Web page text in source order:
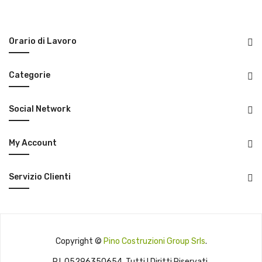
Orario di Lavoro
Categorie
Social Network
My Account
Servizio Clienti
Copyright © Pino Costruzioni Group Srls.